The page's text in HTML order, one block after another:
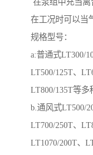
在泵组中充当离
在工况时可以当
规格型号：
a:普通式LT300/
LT500/125T、
LT800/135T等多
b.通风式LT500/
LT700/250T、
LT1070/200T、